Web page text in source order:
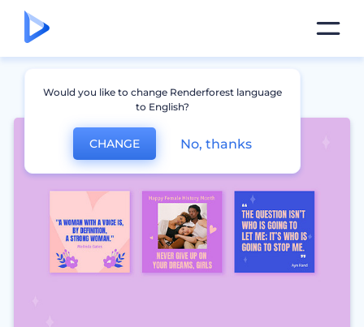
Would you like to change Renderforest language
to English?
CHANGE No, thanks